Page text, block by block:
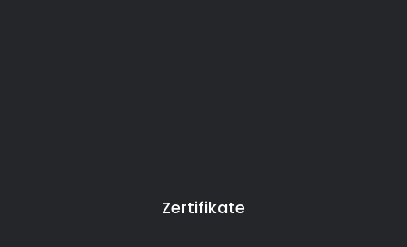
Zertifikate